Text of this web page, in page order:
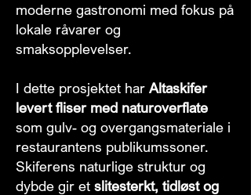
moderne gastronomi med fokus på
lokale råvarer og
smaksopplevelser.
I dette prosjektet har Altaskifer
levert fliser med naturoverflate
som gulv- og overgangsmateriale i
restaurantens publikumssoner.
Skiferens naturlige struktur og
dybde gir et slitesterkt, tidløst og